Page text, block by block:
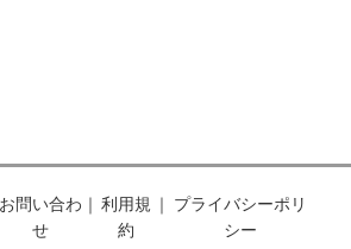
お問い合わ
せ
｜ 利用規
約
｜
プライバシーポリ
シー